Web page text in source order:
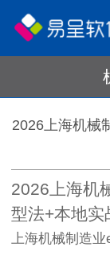
2026上海机械
2026上海机
型法+本地实
上海机械制造